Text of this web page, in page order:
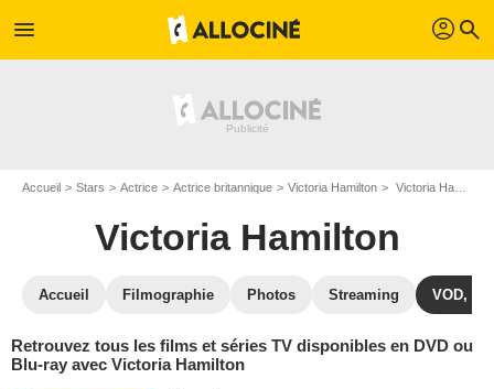
menu profil search
Accueil Stars Actrice Actrice britannique Victoria Hamilton Victoria Hamilton : ses Blu-Ray, DVD, VOD, SVOD
Victoria Hamilton
Accueil Filmographie Photos Streaming VOD,
Retrouvez tous les films et séries TV disponibles en DVD ou
Blu-ray avec Victoria Hamilton